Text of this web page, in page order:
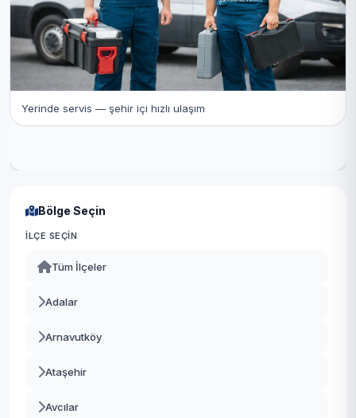
Yerinde servis — şehir içi hızlı ulaşım
Bölge Seçin
İLÇE SEÇIN
Tüm İlçeler
Adalar
Arnavutköy
Ataşehir
Avcılar